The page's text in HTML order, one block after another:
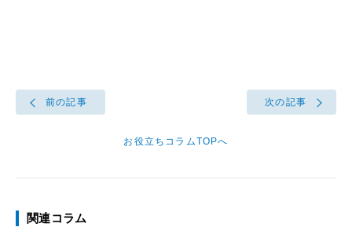
前の記事
お役立ちコラムTOPへ
次の記事
関連コラム